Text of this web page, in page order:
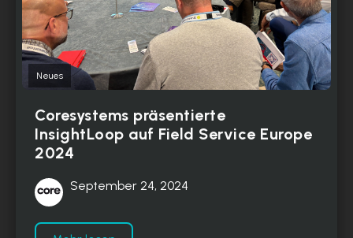
Neues
Coresystems präsentierte
InsightLoop auf Field Service Europe
2024
September 24, 2024